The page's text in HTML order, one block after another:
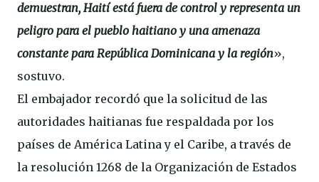
demuestran, Haití está fuera de control y representa un
peligro para el pueblo haitiano y una amenaza
constante para República Dominicana y la región»,
sostuvo.
El embajador recordó que la solicitud de las
autoridades haitianas fue respaldada por los
países de América Latina y el Caribe, a través de
la resolución 1268 de la Organización de Estados